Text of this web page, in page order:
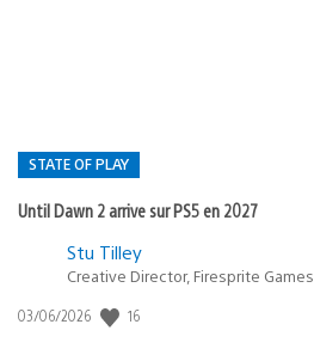
STATE OF PLAY
Until Dawn 2 arrive sur PS5 en 2027
Postée
:
Stu Tilley
Creative Director, Firesprite Games
Date
03/06/2026 16